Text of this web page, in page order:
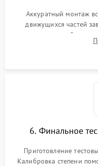
Аккуратный монтаж
движущихся частей
силиконовой
декальцинации и
6. Финальное
Приготовление
Калибровка степени